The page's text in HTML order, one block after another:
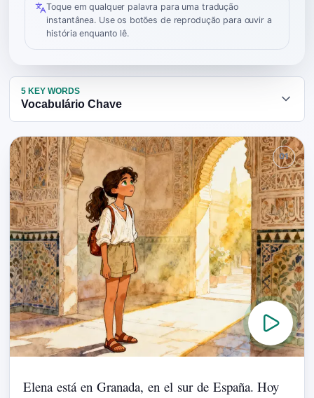
Toque em qualquer palavra para uma tradução
instantânea. Use os botões de reprodução para ouvir a
história enquanto lê.
5 KEY WORDS
Vocabulário Chave
Elena está en Granada, en el sur de España. Hoy